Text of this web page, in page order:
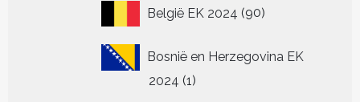
België EK 2024 9090
Bosnië en Herzegovina EK
2024 1 1